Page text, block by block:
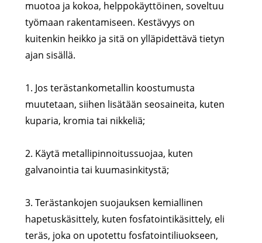
muotoa ja kokoa, helppokäyttöinen, soveltuu
työmaan rakentamiseen. Kestävyys on
kuitenkin heikko ja sitä on ylläpidettävä tietyn
ajan sisällä.
1. Jos terästankometallin koostumusta
muutetaan, siihen lisätään seosaineita, kuten
kuparia, kromia tai nikkeliä;
2. Käytä metallipinnoitussuojaa, kuten
galvanointia tai kuumasinkitystä;
3. Terästankojen suojauksen kemiallinen
hapetuskäsittely, kuten fosfatointikäsittely, eli
teräs, joka on upotettu fosfatointiliuokseen,